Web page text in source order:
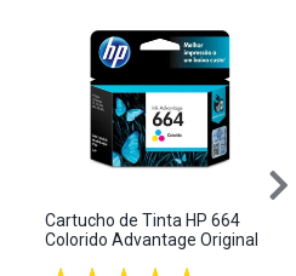
Cartucho de Tinta HP 664
Colorido Advantage Original